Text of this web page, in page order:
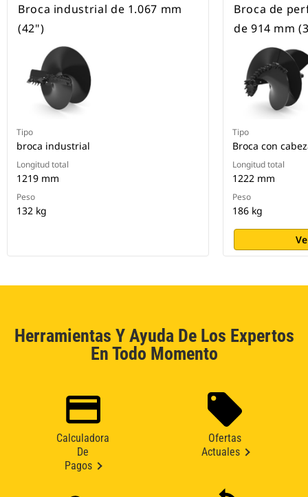
Broca industrial de 1.067 mm
(42")
Tipo
broca industrial
Longitud total
1219 mm
Peso
132 kg
Broca de
de 914 mm
Tipo
Broca con
Longitud total
1222 mm
Peso
186 kg
Herramientas Y Ayuda De Los Expertos
En Todo Momento
Calculadora
De
Pagos
Ofertas
Actuales